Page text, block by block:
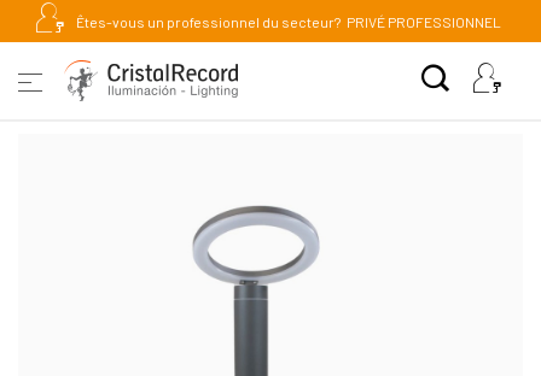
Êtes-vous un professionnel du secteur? PRIVÉ PROFESSIONNEL